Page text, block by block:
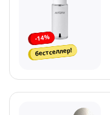
-14%
бестселлер!